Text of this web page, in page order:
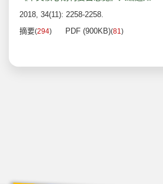
2018, 34(11): 2258-2258.
摘要(294) PDF (900KB)(81)